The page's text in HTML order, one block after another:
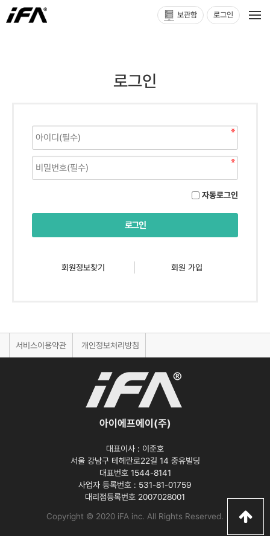
보관함 로그인
로그인
자동로그인
회원정보찾기 회원 가입
서비스이용약관 개인정보처리방침
아이에프에이(주)
대표이사 : 이준호
서울 강남구 테헤란로22길 14 중유빌딩
대표번호 1544-8141
사업자 등록번호 : 531-81-01759
대리점등록번호 2007028001
Copyright © 2020 iFA inc. All Rights Reserved.